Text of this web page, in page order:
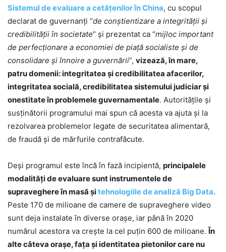
Sistemul de evaluare a cetăţenilor în China, cu scopul
declarat de guvernanţi “de conştientizare a integrităţii şi
credibilităţii în societate” şi prezentat ca “mijloc important
de perfecţionare a economiei de piaţă socialiste şi de
consolidare şi înnoire a guvernării”, vizează, în mare,
patru domenii: integritatea şi credibilitatea afacerilor,
integritatea socială, credibilitatea sistemului judiciar şi
onestitate în problemele guvernamentale. Autorităţile şi
susţinătorii programului mai spun că acesta va ajuta şi la
rezolvarea problemelor legate de securitatea alimentară,
de fraudă şi de mărfurile contrafăcute.
Deşi programul este încă în fază incipientă, principalele
modalităţi de evaluare sunt instrumentele de
supraveghere în masă şitehnologiile de analiză Big Data.
Peste 170 de milioane de camere de supraveghere video
sunt deja instalate în diverse oraşe, iar până în 2020
numărul acestora va creşte la cel puţin 600 de milioane.În
alte câteva oraşe, faţa şi identitatea pietonilor care nu